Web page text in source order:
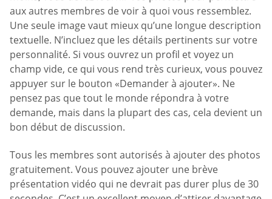
aux autres membres de voir à quoi vous ressemblez.
Une seule image vaut mieux qu’une longue description
textuelle. N’incluez que les détails pertinents sur votre
personnalité. Si vous ouvrez un profil et voyez un
champ vide, ce qui vous rend très curieux, vous pouvez
appuyer sur le bouton «Demander à ajouter». Ne
pensez pas que tout le monde répondra à votre
demande, mais dans la plupart des cas, cela devient un
bon début de discussion.
Tous les membres sont autorisés à ajouter des photos
gratuitement. Vous pouvez ajouter une brève
présentation vidéo qui ne devrait pas durer plus de 30